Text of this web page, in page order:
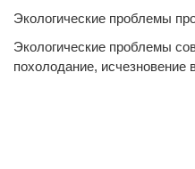
Экологические проблемы
Экологические проблемы
похолодание, исчезновение